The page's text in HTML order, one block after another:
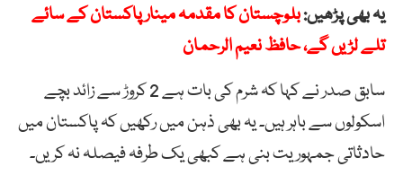
یہ بھی پڑھیں:بلوچستان کا مقدمہ مینار پاکستان کے سائے
تلے لڑیں گے، حافظ نعیم الرحمان
سابق صدر نے کہا کہ شرم کی بات ہے 2 کروڑ سے زائد بچے
اسکولوں سے باہر ہیں۔ یہ بھی ذہن میں رکھیں کہ پاکستان میں
حادثاتی جمہوریت بنی ہے کبھی یک طرفہ فیصلہ نہ کریں۔